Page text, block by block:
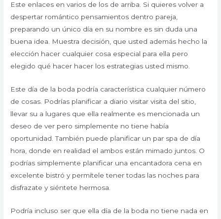
Este enlaces en varios de los de arriba. Si quieres volver a
despertar romántico pensamientos dentro pareja,
preparando un único día en su nombre es sin duda una
buena idea. Muestra decisión, que usted además hecho la
elección hacer cualquier cosa especial para ella pero
elegido qué hacer hacer los estrategias usted mismo.
Este día de la boda podría característica cualquier número
de cosas. Podrías planificar a diario visitar visita del sitio,
llevar su a lugares que ella realmente es mencionada un
deseo de ver pero simplemente no tiene había
oportunidad. También puede planificar un par spa de día
hora, donde en realidad el ambos ​​están mimado juntos. O
podrías simplemente planificar una encantadora cena en
excelente bistró y permítele tener todas las noches para
disfrazate y siéntete hermosa.
Podría incluso ser que ella día de la boda no tiene nada en